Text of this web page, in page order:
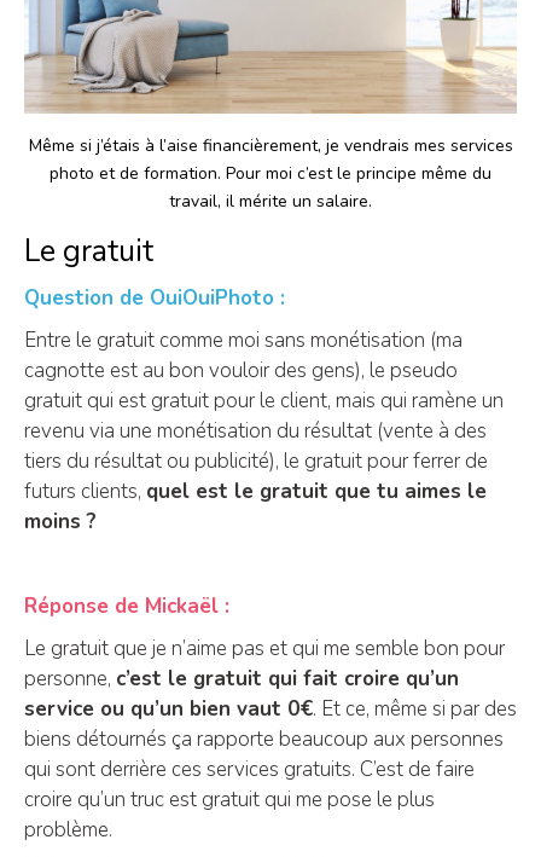
Même si j’étais à l’aise financièrement, je vendrais mes services
photo et de formation. Pour moi c’est le principe même du
travail, il mérite un salaire.
Le gratuit
Question de OuiOuiPhoto :
Entre le gratuit comme moi sans monétisation (ma
cagnotte est au bon vouloir des gens), le pseudo
gratuit qui est gratuit pour le client, mais qui ramène un
revenu via une monétisation du résultat (vente à des
tiers du résultat ou publicité), le gratuit pour ferrer de
futurs clients, quel est le gratuit que tu aimes le
moins ?
Réponse de Mickaël :
Le gratuit que je n’aime pas et qui me semble bon pour
personne, c’est le gratuit qui fait croire qu’un
service ou qu’un bien vaut 0€. Et ce, même si par des
biens détournés ça rapporte beaucoup aux personnes
qui sont derrière ces services gratuits. C’est de faire
croire qu’un truc est gratuit qui me pose le plus
problème.